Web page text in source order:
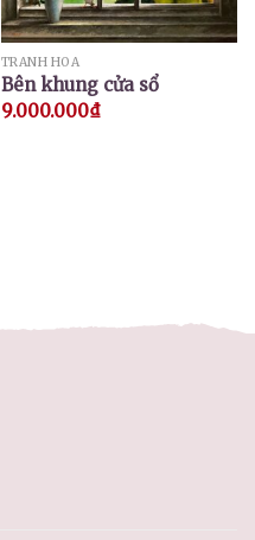
TRANH HOA
Bên khung cửa sổ
9.000.000₫